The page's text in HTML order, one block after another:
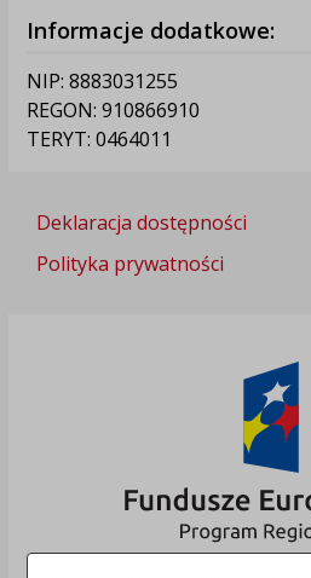
Informacje dodatkowe:
NIP: 8883031255
REGON: 910866910
TERYT: 0464011
Deklaracja dostępności
Polityka prywatności